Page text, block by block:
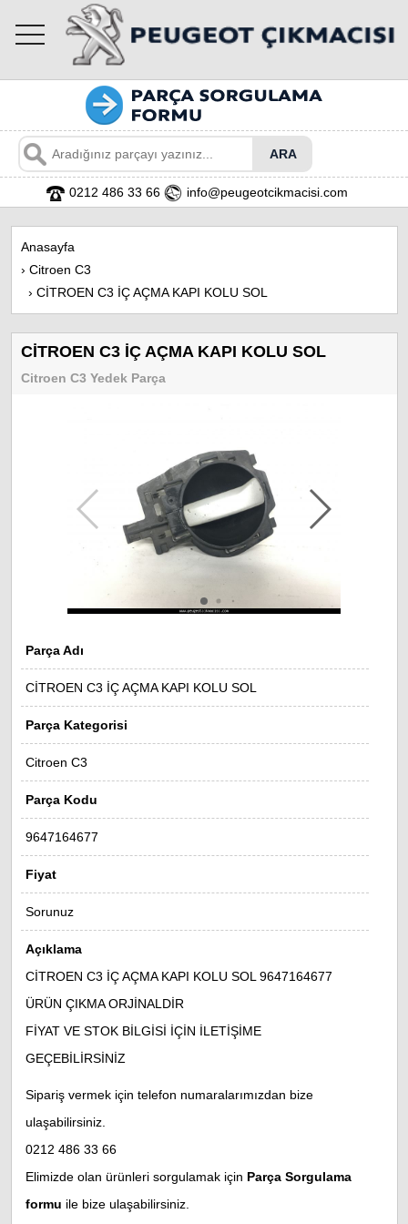
toggle
navigation
0212 486 33 66 info@peugeotcikmacisi.com
Anasayfa
› Citroen C3
› CİTROEN C3 İÇ AÇMA KAPI KOLU SOL
CİTROEN C3 İÇ AÇMA KAPI KOLU SOL
Citroen C3 Yedek Parça
Parça Adı
CİTROEN C3 İÇ AÇMA KAPI KOLU SOL
Parça Kategorisi
Citroen C3
Parça Kodu
9647164677
Fiyat
Sorunuz
Açıklama
CİTROEN C3 İÇ AÇMA KAPI KOLU SOL 9647164677
ÜRÜN ÇIKMA ORJİNALDİR
FİYAT VE STOK BİLGİSİ İÇİN İLETİŞİME
GEÇEBİLİRSİNİZ
Sipariş vermek için telefon numaralarımızdan bize
ulaşabilirsiniz.
0212 486 33 66
Elimizde olan ürünleri sorgulamak için Parça Sorgulama
formu ile bize ulaşabilirsiniz.